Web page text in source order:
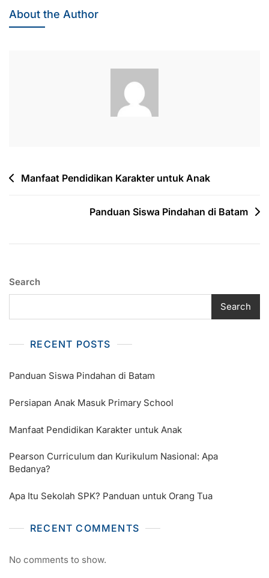
About the Author
PostManfaat Pendidikan Karakter untuk Anak
Panduan Siswa Pindahan di Batam
Search
Search
RECENT POSTS
Panduan Siswa Pindahan di Batam
Persiapan Anak Masuk Primary School
Manfaat Pendidikan Karakter untuk Anak
Pearson Curriculum dan Kurikulum Nasional: Apa
Bedanya?
Apa Itu Sekolah SPK? Panduan untuk Orang Tua
RECENT COMMENTS
No comments to show.